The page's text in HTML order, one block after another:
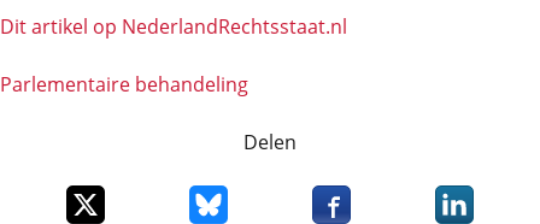
Dit artikel op NederlandRechts­staat.nl
Parlementaire behandeling
Delen
Deel dit item op XDeel dit item op Bluesky
Deel dit item opDeel dit